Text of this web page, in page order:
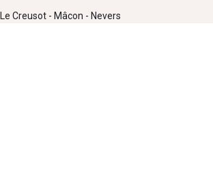
Le Creusot - Mâcon - Nevers